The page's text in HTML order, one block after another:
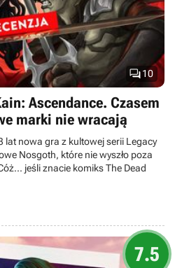
10
Ascendance. Czasem
marki nie wracają
lat nowa gra z kultowej serii Legacy
Nosgoth, które nie wyszło poza
jeśli znacie komiks The Dead
7.5